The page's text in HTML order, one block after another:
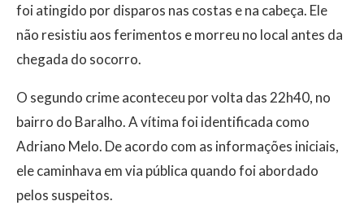
foi atingido por disparos nas costas e na cabeça. Ele
não resistiu aos ferimentos e morreu no local antes da
chegada do socorro.
O segundo crime aconteceu por volta das 22h40, no
bairro do Baralho. A vítima foi identificada como
Adriano Melo. De acordo com as informações iniciais,
ele caminhava em via pública quando foi abordado
pelos suspeitos.